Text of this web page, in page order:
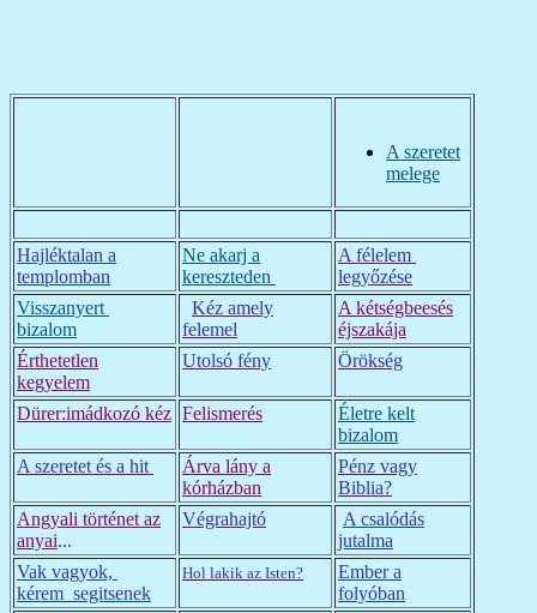
A szeretet
melege
Hajléktalan a
templomban
Ne akarj a
kereszteden
A félelem
legyőzése
Visszanyert
bizalom
Kéz amely
felemel
A kétségbeesés
éjszakája
Érthetetlen
kegyelem
Utolsó fény Örökség
Dürer:imádkozó kéz Felismerés
Életre kelt
bizalom
A szeretet és a hit
Árva lány a
kórházban
Pénz vagy
Biblia?
Angyali történet az
anyai...
Végrahajtó
A csalódás
jutalma
Vak vagyok,
kérem segitsenek
Hol lakik az Isten?
Ember a
folyóban